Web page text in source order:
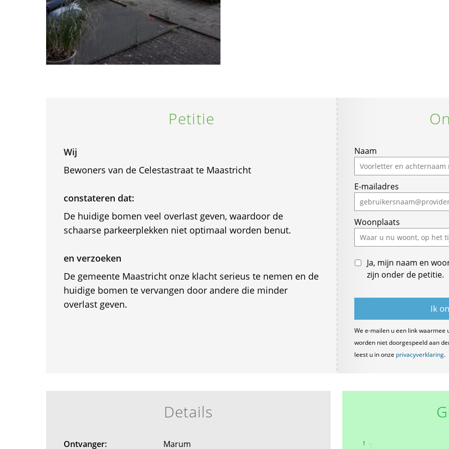
Petitie
Wij
Bewoners van de Celestastraat te Maastricht
constateren dat:
De huidige bomen veel overlast geven, waardoor de
schaarse parkeerplekken niet optimaal worden benut.
en verzoeken
De gemeente Maastricht onze klacht serieus te nemen en de
huidige bomen te vervangen door andere die minder
overlast geven.
Naam
E-mailadres
Woonplaats
Ja, mijn naam en
zijn onder de petitie.
We e-mailen u een link waarmee
worden niet doorgespeeld aan
leest u in onze privacyverklaring.
Details
Ontvanger: Marum